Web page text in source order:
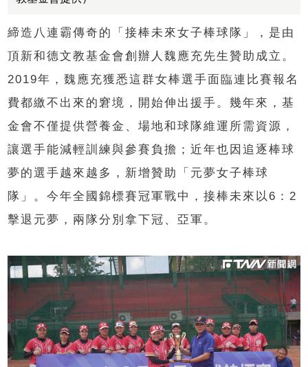
締造八連霸傳奇的「接棒未來女子棒球隊」，是由
頂新和德文教基金會創辦人魏應充先生贊助成立。
2019年，魏應充獲悉這群女棒選手面臨連比賽報名
費都繳不出來的窘境，開始伸出援手。幾年來，基
金會不僅提供營養金、場地和球隊維運所需資源，
讓選手能減輕訓練與參賽負擔；近年也因追逐棒球
夢的選手越來越多，新增贊助「元夢女子棒球
隊」。今年全國錦標賽冠軍戰中，接棒未來以6：2
擊退元夢，兩隊分別拿下冠、亞軍。